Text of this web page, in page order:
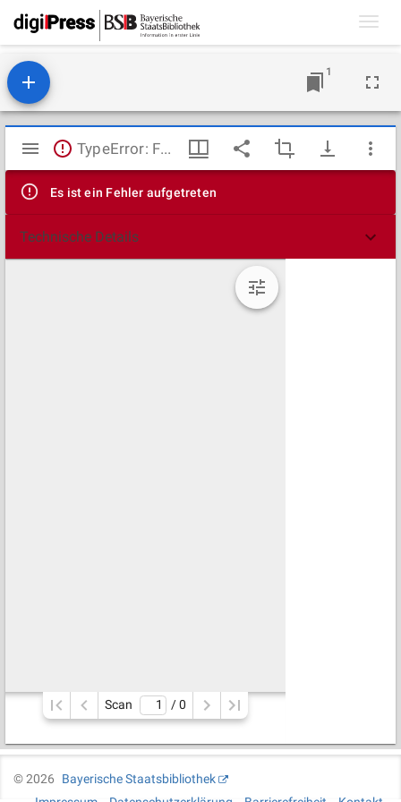
1
Mirador
Viewer
TypeError: Failed to fetch
Es ist ein Fehler aufgetreten
Technische Details
Scan / 0
©2026
Bayerische Staatsbibliothek